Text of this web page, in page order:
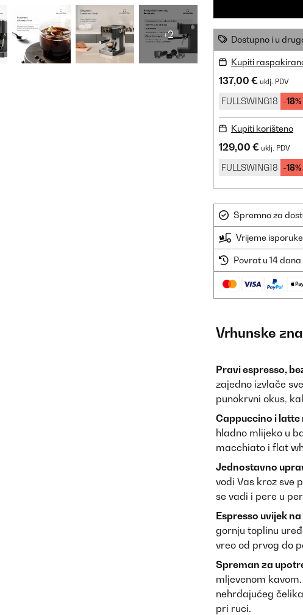
+2 Dostupno i u
Kupiti
137,00 € uklj. PDV
FULLSWING18 -18%
Kupiti korišteno
129,00 € uklj. PDV
FULLSWING18 -18%
Spremno za
Vrijeme
Povrat u 14 dana
Vrhunske
Pravi espresso,
zajedno izvlače
punokrvni okus,
Cappuccino i
hladno mlijeko u
macchiato i flat
Jednostavno
vodi Vas kroz sve
se vadi i pere u
Espresso uvijek
gornju toplinu
vreo od prvog do
Spreman za
mljevenom
nehrđajućeg
pri ruci.